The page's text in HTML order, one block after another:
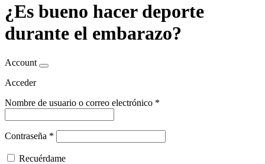
¿Es bueno hacer deporte
durante el embarazo?
Account
Acceder
Nombre de usuario o correo electrónico *
Contraseña *
Recuérdame